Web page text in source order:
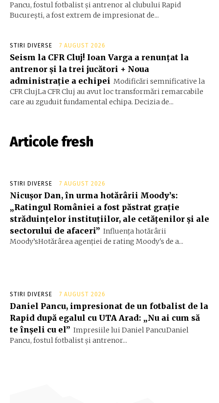
Pancu, fostul fotbalist și antrenor al clubului Rapid
București, a fost extrem de impresionat de...
STIRI DIVERSE 7 AUGUST 2026
Seism la CFR Cluj! Ioan Varga a renunțat la
antrenor și la trei jucători + Noua
administrație a echipei Modificări semnificative la
CFR ClujLa CFR Cluj au avut loc transformări remarcabile
care au zguduit fundamental echipa. Decizia de...
Articole fresh
STIRI DIVERSE 7 AUGUST 2026
Nicușor Dan, în urma hotărârii Moody’s:
„Ratingul României a fost păstrat grație
străduințelor instituțiilor, ale cetățenilor și ale
sectorului de afaceri” Influența hotărârii
Moody’sHotărârea agenției de rating Moody's de a...
STIRI DIVERSE 7 AUGUST 2026
Daniel Pancu, impresionat de un fotbalist de la
Rapid după egalul cu UTA Arad: „Nu ai cum să
te înșeli cu el” Impresiile lui Daniel PancuDaniel
Pancu, fostul fotbalist și antrenor...